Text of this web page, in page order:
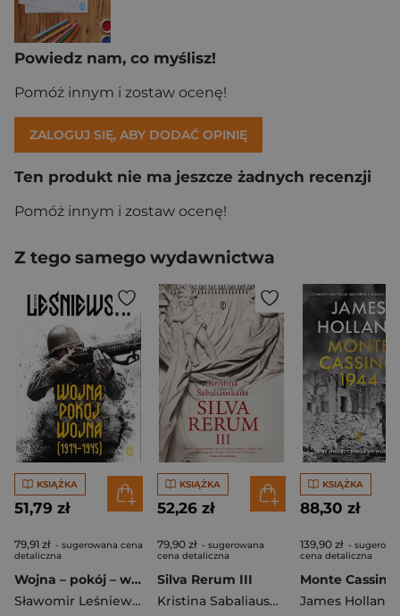
Powiedz nam, co myślisz!
Pomóż innym i zostaw ocenę!
ZALOGUJ SIĘ, ABY DODAĆ OPINIĘ
Ten produkt nie ma jeszcze żadnych recenzji
Pomóż innym i zostaw ocenę!
Z tego samego wydawnictwa
KSIĄŻKA
51,79 zł
79,91 zł - sugerowana cena
detaliczna
Wojna – pokój – wojna (1914–1945)
Sławomir Leśniewski
KSIĄŻKA
52,26 zł
79,90 zł - sugerowana
cena detaliczna
Silva Rerum III
Kristina Sabaliauskaitė
KSIĄŻKA
88,30 zł
139,90 zł -
cena detaliczna
James Holland